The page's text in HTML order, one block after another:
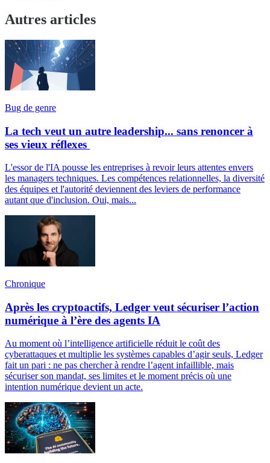
Autres articles
Bug de genre
La tech veut un autre leadership... sans renoncer à
ses vieux réflexes
L'essor de l'IA pousse les entreprises à revoir leurs attentes envers
les managers techniques. Les compétences relationnelles, la diversité
des équipes et l'autorité deviennent des leviers de performance
autant que d'inclusion. Oui, mais...
Chronique
Après les cryptoactifs, Ledger veut sécuriser l’action
numérique à l’ère des agents IA
Au moment où l’intelligence artificielle réduit le coût des
cyberattaques et multiplie les systèmes capables d’agir seuls, Ledger
fait un pari : ne pas chercher à rendre l’agent infaillible, mais
sécuriser son mandat, ses limites et le moment précis où une
intention numérique devient un acte.